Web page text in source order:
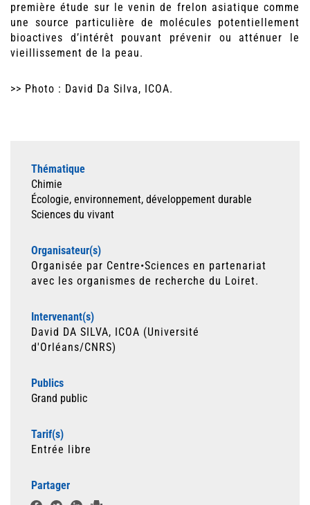
première étude sur le venin de frelon asiatique comme
une source particulière de molécules potentiellement
bioactives d’intérêt pouvant prévenir ou atténuer le
vieillissement de la peau.
>> Photo : David Da Silva, ICOA.
Thématique
Chimie
Écologie, environnement, développement durable
Sciences du vivant
Organisateur(s)
Organisée par Centre•Sciences en partenariat
avec les organismes de recherche du Loiret.
Intervenant(s)
David DA SILVA, ICOA (Université
d'Orléans/CNRS)
Publics
Grand public
Tarif(s)
Entrée libre
Partager